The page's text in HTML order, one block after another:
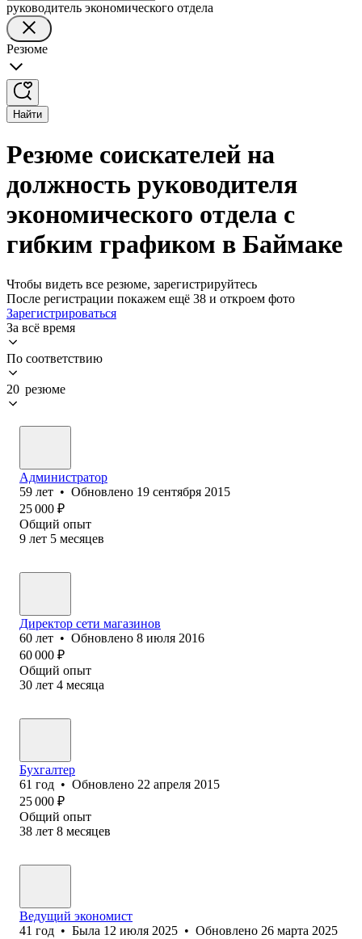
руководитель экономического отдела
Резюме
Найти
Резюме соискателей на
должность руководителя
экономического отдела с
гибким графиком в Баймаке
Чтобы видеть все резюме, зарегистрируйтесь
После регистрации покажем ещё 38 и откроем фото
Зарегистрироваться
За всё время
По соответствию
20 резюме
Администратор
59 лет • Обновлено 19 сентября 2015
25 000 ₽
Общий опыт
9 лет 5 месяцев
Директор сети магазинов
60 лет • Обновлено 8 июля 2016
60 000 ₽
Общий опыт
30 лет 4 месяца
Бухгалтер
61 год • Обновлено 22 апреля 2015
25 000 ₽
Общий опыт
38 лет 8 месяцев
Ведущий экономист
41 год • Была 12 июля 2025 • Обновлено 26 марта 2025